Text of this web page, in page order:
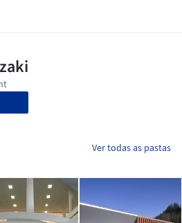
Ver todas as pastas